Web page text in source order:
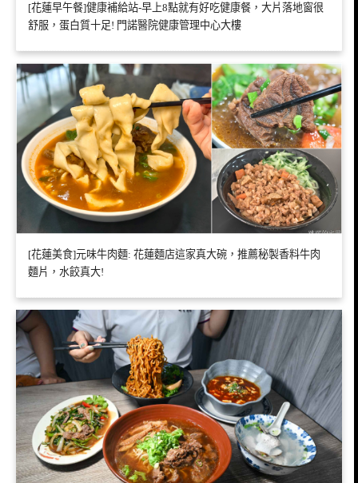
[花蓮早午餐]健康補給站-早上8點就有好吃健康餐，大片落地窗很
舒服，蛋白質十足! 門諾醫院健康管理中心大樓
[花蓮美食]元味牛肉麵: 花蓮麵店這家真大碗，推薦秘製香料牛肉
麵片，水餃真大!